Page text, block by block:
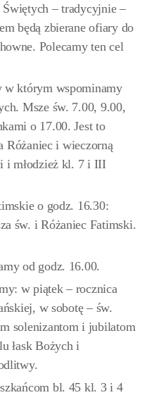
– tradycyjnie –
będą zbierane ofiary do
Polecamy ten cel
w którym wspominamy
Msze św. 7.00, 9.00,
o 17.00. Jest to
Różaniec i wieczorną
i młodzież kl. 7 i III
o godz. 16.30:
św. i Różaniec Fatimski.
od godz. 16.00.
w piątek – rocznica
w sobotę – św.
solenizantom i jubilatom
łask Bożych i
bl. 45 kl. 3 i 4